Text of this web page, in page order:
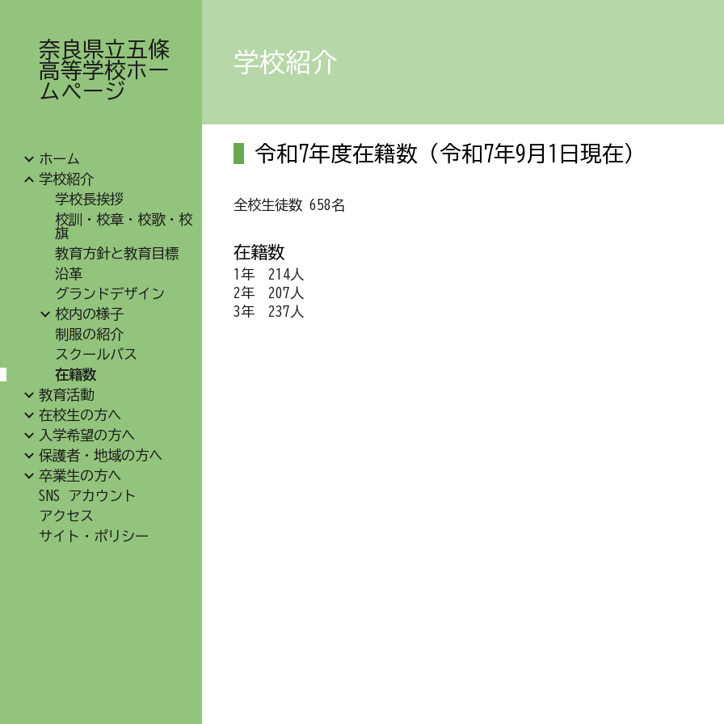
奈良県立五條
高等学校ホー
ムページ
ホーム
学校紹介
学校長挨拶
校訓・校章・校歌・校
旗
教育方針と教育目標
沿革
グランドデザイン
校内の様子
制服の紹介
スクールバス
在籍数
教育活動
在校生の方へ
入学希望の方へ
保護者・地域の方へ
卒業生の方へ
SNS アカウント
アクセス
サイト・ポリシー
学校紹介
令和7年度在籍数（令和7年9月1日現在）
全校生徒数 658名
在籍数
1年 214人
2年 207人
3年 237人